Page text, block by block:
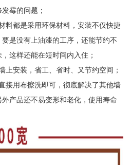
霉的问题；
料都是采用环保材料，安装不仅快捷
是没有上油漆的工序，还能节约不
这样还能在短时间内入住；
上安装，省工、省时、又节约空间；
接用布擦洗即可，彻底解决了其他墙
产品还不易变形和老化，使用寿命